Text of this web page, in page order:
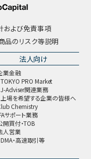
および免責事項
品のリスク等説明
法人向け
業金融
TOKYO PRO Market
J-Adviser関連業務
上場を希望する企業の皆様へ
Chemistry
サポート業務
開買付・TOB
人営業
DMA・高速取引等